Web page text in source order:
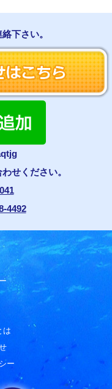
下さい。
せください。
4492
は
ー